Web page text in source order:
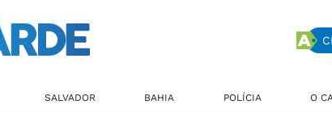
SALVADOR BAHIA POLÍCIA O